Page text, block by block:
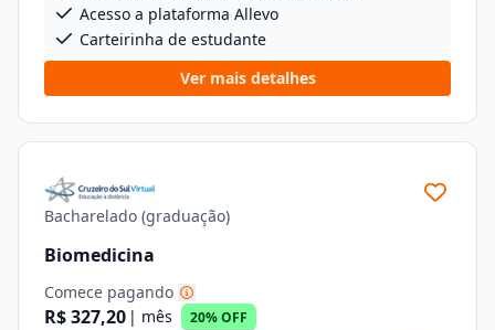
Acesso a plataforma Allevo
Carteirinha de estudante
Ver mais detalhes
Bacharelado (graduação)
Biomedicina
Comece pagando
R$ 327,20 | mês 20% OFF